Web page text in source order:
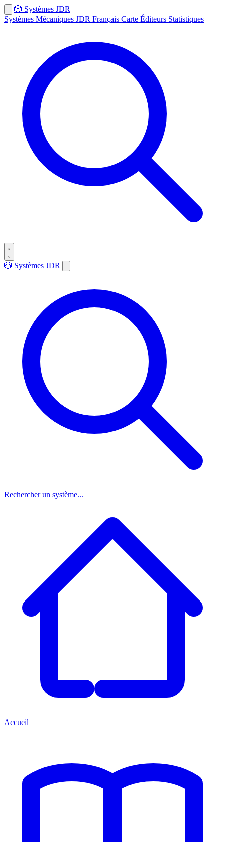
🎲 Systèmes JDR
Systèmes Mécaniques JDR Français Carte Éditeurs Statistiques
🎲 Systèmes JDR
Rechercher un système...
Accueil